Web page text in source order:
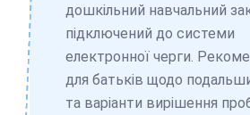
дошкільний навчальний
підключений до системи
електронної черги.
для батьків щодо
та варіанти вирішення